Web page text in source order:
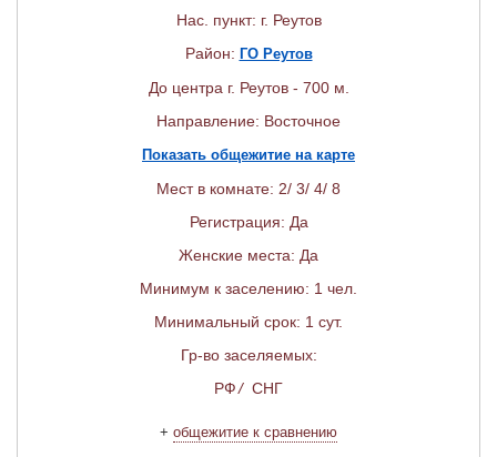
Нас. пункт: г. Реутов
Район: ГО Реутов
До центра г. Реутов - 700 м.
Направление: Восточное
Показать общежитие на карте
Мест в комнате: 2/ 3/ 4/ 8
Регистрация: Да
Женские места: Да
Минимум к заселению: 1 чел.
Минимальный срок: 1 сут.
Гр-во заселяемых:
РФ/ СНГ
+ общежитие к сравнению